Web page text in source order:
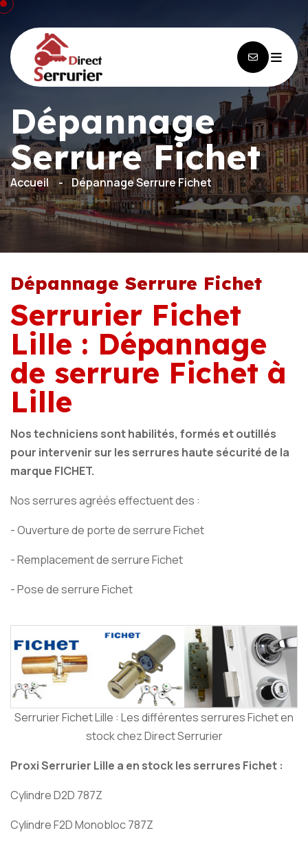
Dépannage
Serrure Fichet
Accueil Dépannage Serrure Fichet
Dépannage Serrure Fichet
Serrurier Fichet
Lille : Dépannage
de serrure Fichet à
Lille
Nos techniciens sont habilités, formés et outillés
pour intervenir sur les serrures haute sécurité de la
marque FICHET.
Nos serrures agréés effectuent des :
- Ouverture de porte de serrure Fichet
- Remplacement de serrure Fichet
- Pose de serrure Fichet
Serrurier Fichet Lille : Les différentes serrures Fichet en
stock chez Direct Serrurier
Proxi Serrurier Lille a en stock les serrures Fichet :
Cylindre D2D 787Z
Cylindre F2D Monobloc 787Z